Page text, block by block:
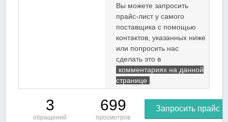
Вы можете запросить
прайс-лист у самого
поставщика с помощью
контактов, указанных ниже
или попросить нас
сделать это в
комментариях на данной
странице
3
обращений
699
просмотров
Запросить прайс